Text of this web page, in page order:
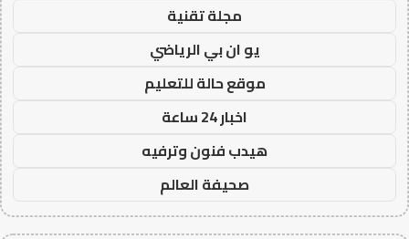
مجلة تقنية
يو ان بي الرياضي
موقع حالة للتعليم
اخبار 24 ساعة
هيدب فنون وترفيه
صحيفة العالم